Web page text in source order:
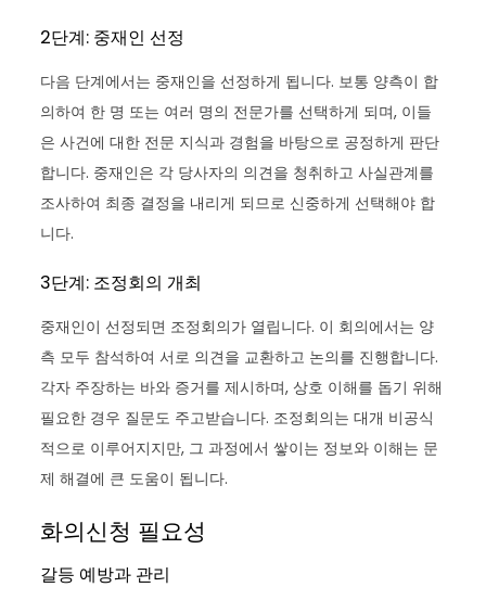
2단계: 중재인 선정
다음 단계에서는 중재인을 선정하게 됩니다. 보통 양측이 합
의하여 한 명 또는 여러 명의 전문가를 선택하게 되며, 이들
은 사건에 대한 전문 지식과 경험을 바탕으로 공정하게 판단
합니다. 중재인은 각 당사자의 의견을 청취하고 사실관계를
조사하여 최종 결정을 내리게 되므로 신중하게 선택해야 합
니다.
3단계: 조정회의 개최
중재인이 선정되면 조정회의가 열립니다. 이 회의에서는 양
측 모두 참석하여 서로 의견을 교환하고 논의를 진행합니다.
각자 주장하는 바와 증거를 제시하며, 상호 이해를 돕기 위해
필요한 경우 질문도 주고받습니다. 조정회의는 대개 비공식
적으로 이루어지지만, 그 과정에서 쌓이는 정보와 이해는 문
제 해결에 큰 도움이 됩니다.
화의신청 필요성
갈등 예방과 관리